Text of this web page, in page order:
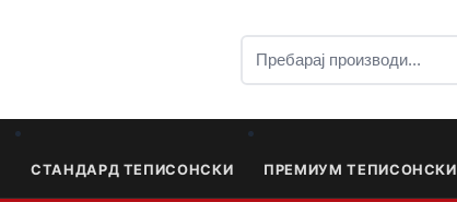
СТАНДАРД ТЕПИСОНСКИ ПРЕМИУМ ТЕПИСОНСКИ